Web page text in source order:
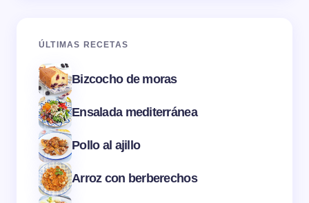
ÚLTIMAS RECETAS
Bizcocho de moras
Ensalada mediterránea
Pollo al ajillo
Arroz con berberechos